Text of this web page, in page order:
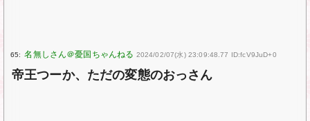
65: 2024/02/07(水) 23:09:48.77 ID:fcV9JuD+0
帝王つーか、ただの変態のおっさん